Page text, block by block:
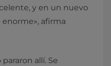
y en un nuevo
afirma
allí. Se